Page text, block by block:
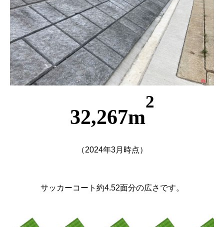
32,267m
2
（2024年3月時点）
サッカーコート約4.52面分の広さです。